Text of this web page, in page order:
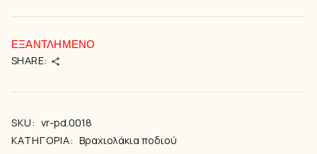
ΕΞΑΝΤΛΗΜΈΝΟ
SHARE:
SKU: vr-pd.0018
ΚΑΤΗΓΟΡΊΑ: Βραχιολάκια ποδιού